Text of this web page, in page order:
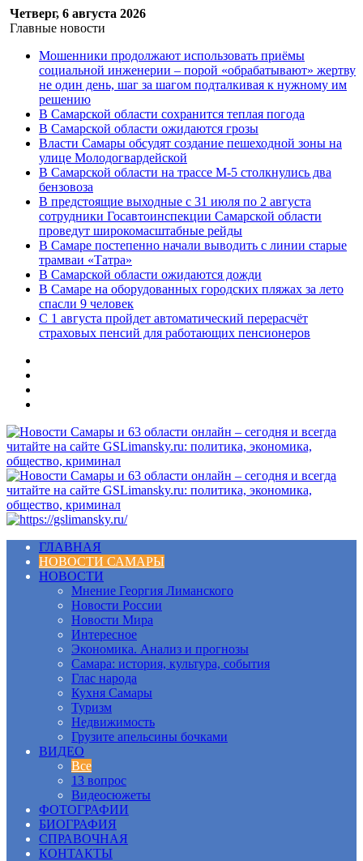
Четверг, 6 августа 2026
Главные новости
Мошенники продолжают использовать приёмы
социальной инженерии – порой «обрабатывают» жертву
не один день, шаг за шагом подталкивая к нужному им
решению
В Самарской области сохранится теплая погода
В Самарской области ожидаются грозы
Власти Самары обсудят создание пешеходной зоны на
улице Молодогвардейской
В Самарской области на трассе М-5 столкнулись два
бензовоза
В предстоящие выходные с 31 июля по 2 августа
сотрудники Госавтоинспекции Самарской области
проведут широкомасштабные рейды
В Самаре постепенно начали выводить с линии старые
трамваи «Татра»
В Самарской области ожидаются дожди
В Самаре на оборудованных городских пляжах за лето
спасли 9 человек
С 1 августа пройдет автоматический перерасчёт
страховых пенсий для работающих пенсионеров
Меню
ГЛАВНАЯ
НОВОСТИ САМАРЫ
НОВОСТИ
Мнение Георгия Лиманского
Новости России
Новости Мира
Интересное
Экономика. Анализ и прогнозы
Самара: история, культура, события
Глас народа
Кухня Самары
Туризм
Недвижимость
Грузите апельсины бочками
ВИДЕО
Все
13 вопрос
Видеосюжеты
ФОТОГРАФИИ
БИОГРАФИЯ
СПРАВОЧНАЯ
КОНТАКТЫ